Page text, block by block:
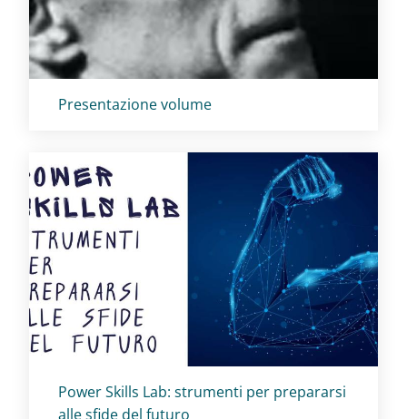
Titolo card:
Presentazione volume
Titolo card:
Power Skills Lab: strumenti per prepararsi
alle sfide del futuro